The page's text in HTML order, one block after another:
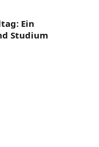
Ein
Studium